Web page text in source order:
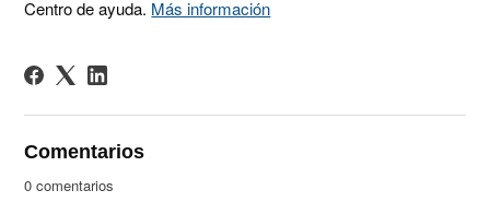
Centro de ayuda. Más información
Comentarios
0 comentarios